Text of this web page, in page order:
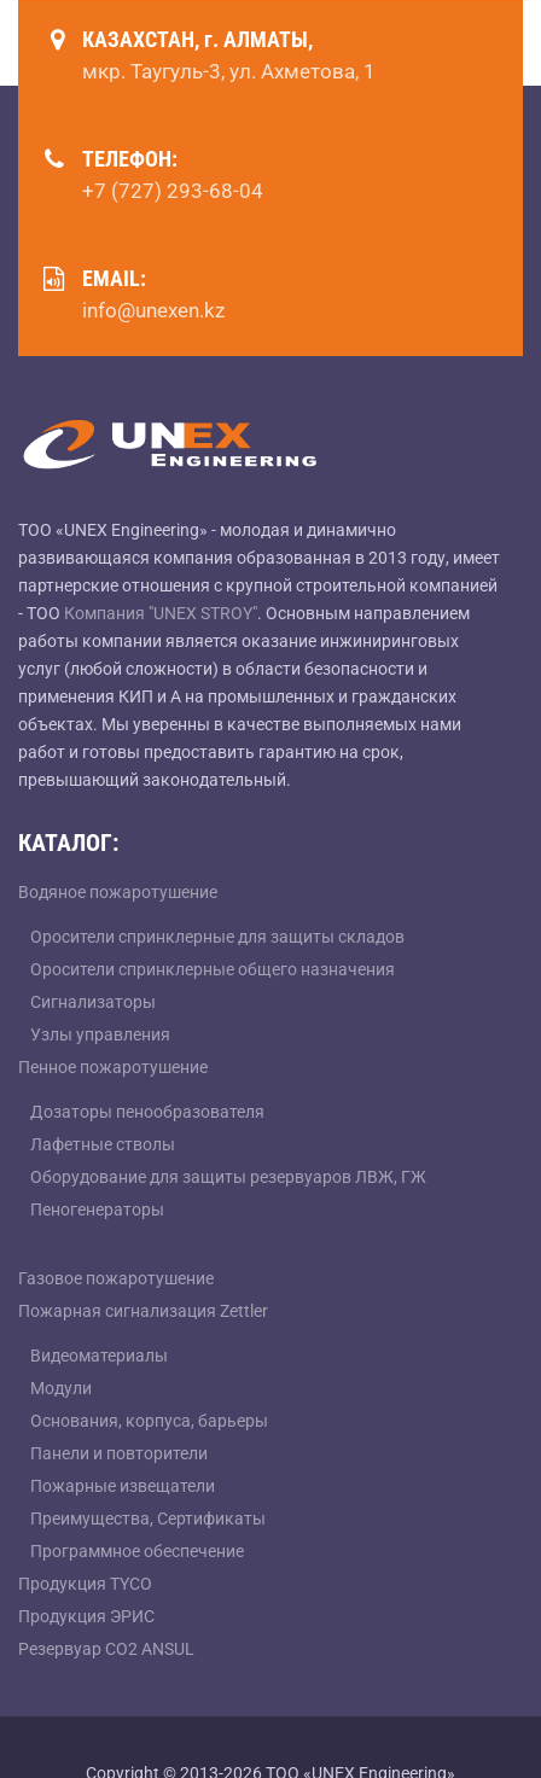
КАЗАХСТАН, г. АЛМАТЫ,
мкр. Таугуль-3, ул. Ахметова, 1
ТЕЛЕФОН:
+7 (727) 293-68-04
EMAIL:
info@unexen.kz
ТОО «UNEX Engineering» - молодая и динамично
развивающаяся компания образованная в 2013 году, имеет
партнерские отношения с крупной строительной компанией
- ТОО Компания "UNEX STROY". Основным направлением
работы компании является оказание инжиниринговых
услуг (любой сложности) в области безопасности и
применения КИП и А на промышленных и гражданских
объектах. Мы уверенны в качестве выполняемых нами
работ и готовы предоставить гарантию на срок,
превышающий законодательный.
КАТАЛОГ:
Водяное пожаротушение
Оросители спринклерные для защиты складов
Оросители спринклерные общего назначения
Сигнализаторы
Узлы управления
Пенное пожаротушение
Дозаторы пенообразователя
Лафетные стволы
Оборудование для защиты резервуаров ЛВЖ, ГЖ
Пеногенераторы
Газовое пожаротушение
Пожарная сигнализация Zettler
Видеоматериалы
Модули
Основания, корпуса, барьеры
Панели и повторители
Пожарные извещатели
Преимущества, Сертификаты
Программное обеспечение
Продукция TYCO
Продукция ЭРИС
Резервуар СО2 ANSUL
Copyright © 2013-2026 ТОО «UNEX Engineering»